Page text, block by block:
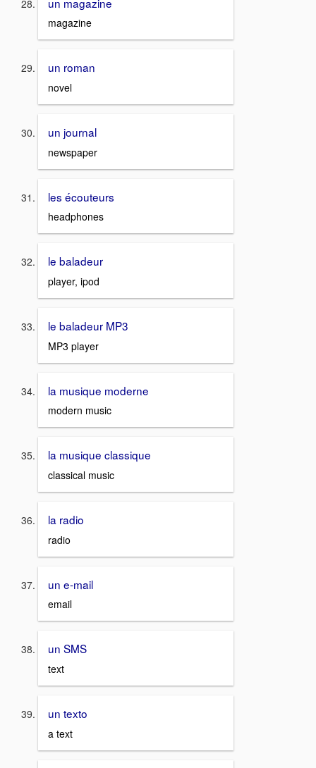
magazine
un roman
novel
un journal
newspaper
les écouteurs
headphones
le baladeur
player, ipod
le baladeur MP3
MP3 player
la musique moderne
modern music
la musique classique
classical music
la radio
radio
un e-mail
email
un SMS
text
un texto
a text